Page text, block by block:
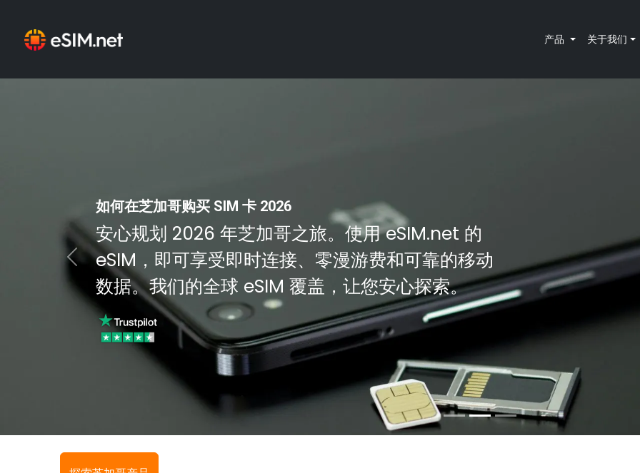
产品 关于我们
如何在芝加哥购买 SIM 卡 2026
安心规划 2026 年芝加哥之旅。使用 eSIM.net 的
eSIM，即可享受即时连接、零漫游费和可靠的移动
数据。我们的全球 eSIM 覆盖，让您安心探索。
Previous